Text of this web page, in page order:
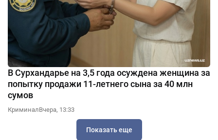
В Сурхандарье на 3,5 года осуждена женщина за
попытку продажи 11-летнего сына за 40 млн
сумов
КриминалВчера, 13:33
Показать еще